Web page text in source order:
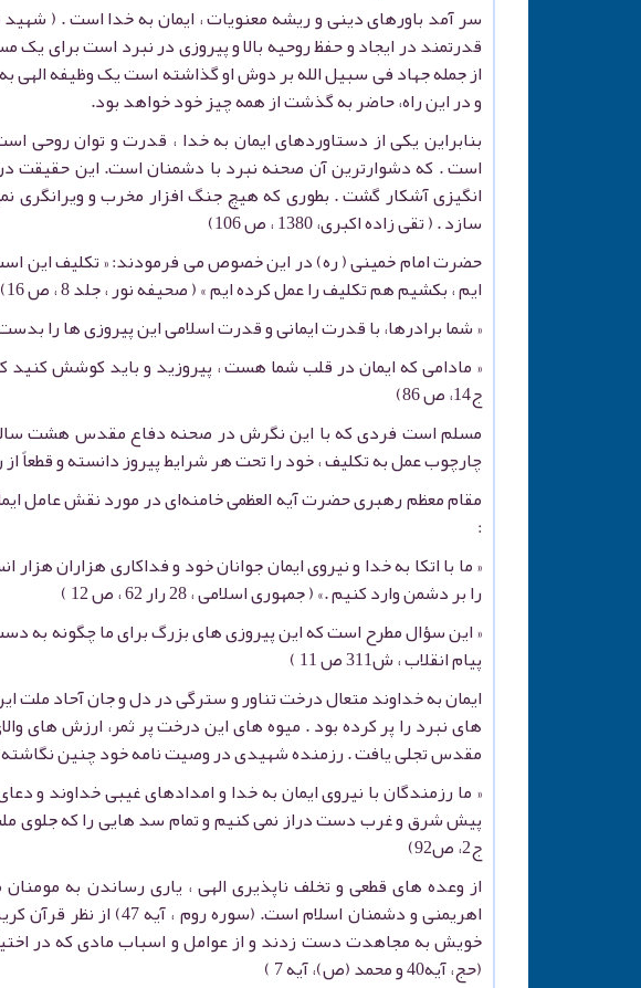
قدرتمند در ایجاد و حفظ روحیه بالا و پیروزی در نبرد است برای یک
از جمله جهاد فی سبیل الله بر دوش او گذاشته است یک وظیفه الهی
و در این راه، حاضر به گذشت از همه چیز خود خواهد بود.
بنابراین یکی از دستاوردهای ایمان به خدا ، قدرت و توان روحی
است . که دشوارترین آن صحنه نبرد با دشمنان است. این
انگیزی آشکار گشت . بطوری که هیچ جنگ افزار مخرب و ویرانگری
سازد . ( تقی زاده اکبری، 1380 ، ص 106)
حضرت امام خمینی ( ره) در این خصوص می فرمودند: « تکلیف این
ایم ، بکشیم هم تکلیف را عمل کرده ایم » ( صحیفه نور ، جلد 8 ، ص 16)
« شما برادرها، با قدرت ایمانی و قدرت اسلامی این پیروزی ها را بدست
« مادامی که ایمان در قلب شما هست ، پیروزید و باید کوشش کنید که
ج14، ص 86)
مسلم است فردی که با این نگرش در صحنه دفاع مقدس هشت ساله
چارچوب عمل به تکلیف ، خود را تحت هر شرایط پیروز دانسته و قطعاً
مقام معظم رهبری حضرت آیه العظمی خامنه‌ای در مورد نقش عامل
:
« ما با اتکا به خدا و نیروی ایمان جوانان خود و فداکاری هزاران
را بر دشمن وارد کنیم .» ( جمهوری اسلامی ، 28 رار 62 ، ص 12 )
« این سؤال مطرح است که این پیروزی های بزرگ برای ما چگونه به
پیام انقلاب ، ش311 ص 11 )
ایمان به خداوند متعال درخت تناور و سترگی در دل و جان آحاد
های نبرد را پر کرده بود . میوه های این درخت پر ثمر، ارزش های
مقدس تجلی یافت . رزمنده شهیدی در وصیت نامه خود چنین
« ما رزمندگان با نیروی ایمان به خدا و امدادهای غیبی خداوند و
پیش شرق و غرب دست دراز نمی کنیم و تمام سد هایی را که جلوی
ج2، ص92)
از وعده های قطعی و تخلف ناپذیری الهی ، یاری رساندن به
اهریمنی و دشمنان اسلام
خویش به مجاهدت دست زدند و از عوامل و اسباب مادی که در اختیار
(حج، آیه40 و محمد (ص)، آیه 7 )